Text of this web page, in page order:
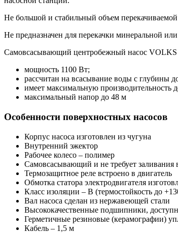
Не большой и стабильный объем
Не предназначен для перекачки минеральной
Самовсасывающий центробежный насос VOLKS
мощность 1100 Вт;
рассчитан на всасывание воды с глубины
имеет максимальную производительность
максимальный напор до 48 м
Особенности поверхностных насосов
Корпус насоса изготовлен из чугуна
Внутренний эжектор
Рабочее колесо – полимер
Самовсасывающий и не требует заливания
Термозащитное реле встроено в двигатель
Обмотка статора электродвигателя
Класс изоляции – B (термостойкость до
Вал насоса сделан из нержавеющей стали
Высококачественные подшипники,
Герметичные резиновые (керамографии)
Кабель – 1,5 м